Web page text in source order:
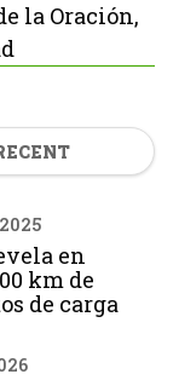
la Oración,
en
km de
de carga